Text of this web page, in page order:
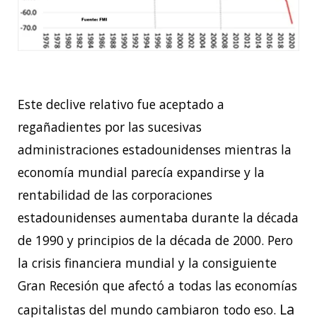
Este declive relativo fue aceptado a
regañadientes por las sucesivas
administraciones estadounidenses mientras la
economía mundial parecía expandirse y la
rentabilidad de las corporaciones
estadounidenses aumentaba durante la década
de 1990 y principios de la década de 2000. Pero
la crisis financiera mundial y la consiguiente
Gran Recesión que afectó a todas las economías
capitalistas del mundo cambiaron todo eso. La